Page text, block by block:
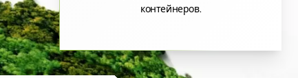
контейнеров.